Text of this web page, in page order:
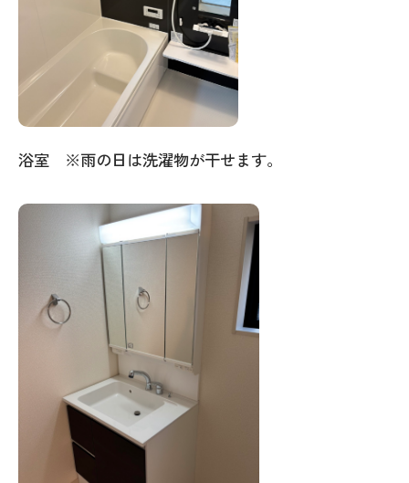
浴室 ※雨の日は洗濯物が干せます。